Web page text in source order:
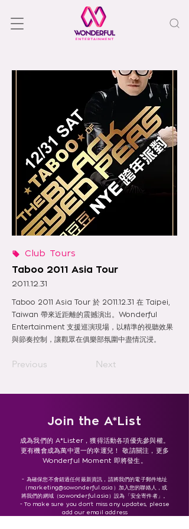
Club Tours
Taboo 2011 Asia Tour
2011.12.31
Taboo 2011 Asia Tour 於 2011.12.31 在 Taipei,
Taiwan 帶來近距離的震撼演出。Wonderful
Entertainment 支援巡演現場，以精準的視聽效果
與節奏控制，讓觀眾在俱樂部氛圍中盡情沉浸。
Previous Next
Join the A*List
成為我們的 A*Lister，獲得活動各項優先參與權。
更有機會成為萬中選一的幸運兒！ 敬請關注，更多
Wonderful Moment 即將發生。
- 為確保您不會錯過任何最新資訊，請將我們的電子郵件地址
（ marketing@sowonderful.asia ）加入您的聯絡人，或
將我們的網域（sowonderful.asia）設為「安全寄件者」。
- To make sure you don’t miss any updates, please
add our email address